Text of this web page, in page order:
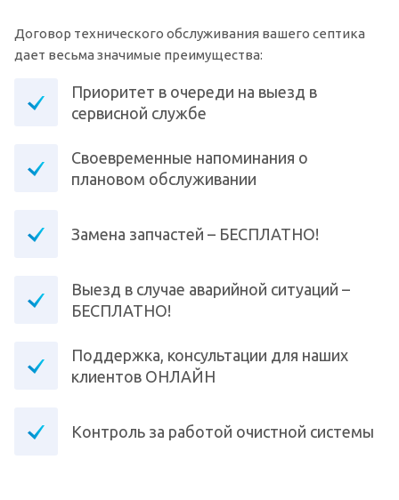
Договор технического обслуживания вашего септика
дает весьма значимые преимущества:
Приоритет в очереди на выезд в
сервисной службе
Своевременные напоминания о
плановом обслуживании
Замена запчастей – БЕСПЛАТНО!
Выезд в случае аварийной ситуаций –
БЕСПЛАТНО!
Поддержка, консультации для наших
клиентов ОНЛАЙН
Контроль за работой очистной системы